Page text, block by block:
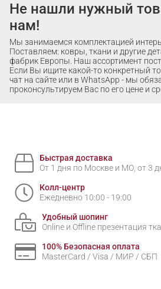
Не нашли нужный
нам!
Мы занимаемся комплектацией
Поставляем: ковры, ткани и другие
фабрик Европы. Наш ассортимент
Если Вы ищите какой-то конкретный
чат на сайте или в WhatsApp - мы
проконсультируем Вас по его цене и
Быстрая доставка
От 1 дня по Москве и МО, от 3
Колл-центр
Ежедневно 10:00 - 19:00
Удобный шопинг
Online и Offline презентация
100% Безопасная оплата
MasterCard / Visa / МИР / СБП